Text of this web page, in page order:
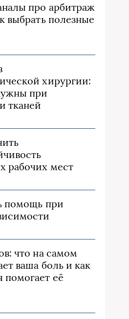
про арбитраж
выбрать полезные
хирургии:
при
тканей
рабочих мест
помощь при
что на самом
ваша боль и как
её